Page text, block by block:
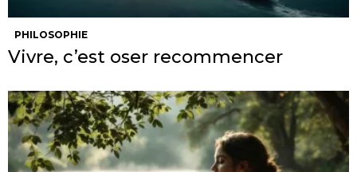
PHILOSOPHIE
Vivre, c’est oser recommencer